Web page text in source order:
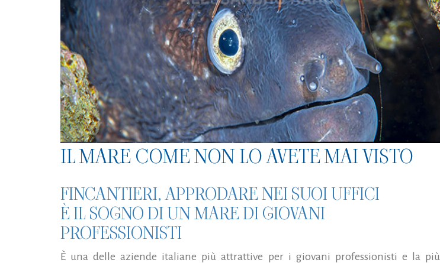
IL MARE COME NON LO AVETE MAI VISTO
FINCANTIERI, APPRODARE NEI SUOI UFFICI
È IL SOGNO DI UN MARE DI GIOVANI
PROFESSIONISTI
È una delle aziende italiane più attrattive per i giovani professionisti e la più